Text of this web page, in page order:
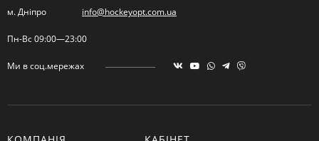
м. Дніпро info@hockeyopt.com.ua
Пн-Вс 09:00—23:00
Ми в соц.мережах